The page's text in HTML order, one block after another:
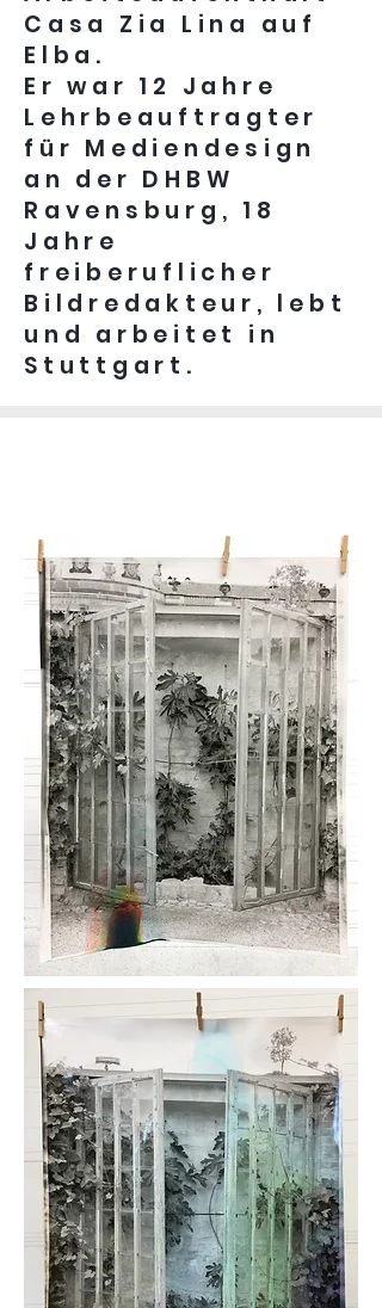
Casa Zia Lina auf
Elba.
Er war 12 Jahre
Lehrbeauftragter
für Mediendesign
an der DHBW
Ravensburg, 18
Jahre
freiberuflicher
Bildredakteur, lebt
und arbeitet in
Stuttgart.